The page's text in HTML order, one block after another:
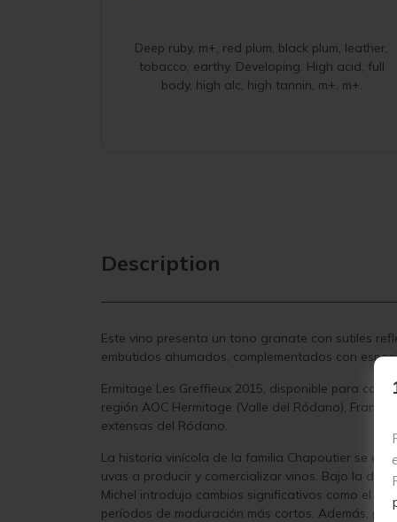
Deep ruby, m+, red plum, black plum, leather,
tobacco, earthy. Developing. High acid, full
body, high alc, high tannin, m+, m+.
Description
Este vino presenta un tono granate con sutiles
embutidos ahumados, complementados con
Ermitage Les Greffieux 2015, disponible para
región AOC Hermitage (Valle del Ródano),
extensas del Ródano.
La historia vinícola de la familia Chapoutier se
uvas a producir y comercializar vinos. Bajo la
Michel introdujo cambios significativos como el
períodos de maduración más cortos. Además,